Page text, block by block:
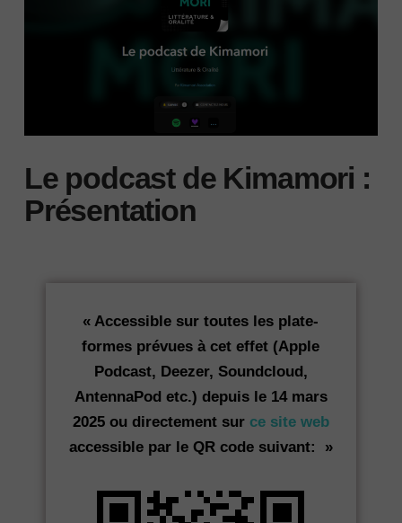
Le podcast de Kimamori :
Présentation
« Accessible sur toutes les plate-
formes prévues à cet effet (Apple
Podcast, Deezer, Soundcloud,
AntennaPod etc.) depuis le 14 mars
2025 ou directement sur ce site web
accessible par le QR code suivant: »